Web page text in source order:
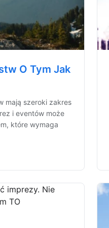
O Tym Jak
mają szeroki zakres
i eventów może
które wymaga